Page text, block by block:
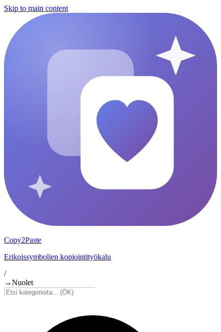
Skip to main content
Copy2Paste
Erikoissymbolien kopiointityökalu
/
→Nuolet